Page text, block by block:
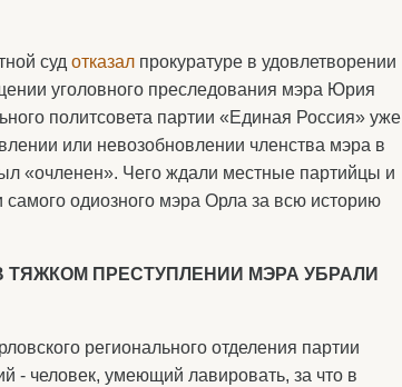
суд отказал прокуратуре в удовлетворении
уголовного преследования мэра Юрия
политсовета партии «Единая Россия» уже
или невозобновлении членства мэра в
«очленен». Чего ждали местные партийцы и
одиозного мэра Орла за всю историю
ПРЕСТУПЛЕНИИ МЭРА УБРАЛИ
регионального отделения партии
- человек, умеющий лавировать, за что в